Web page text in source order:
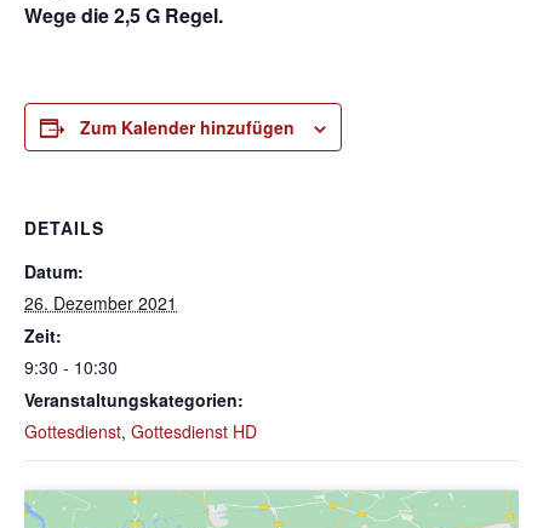
Wege die 2,5 G Regel.
Zum Kalender hinzufügen
DETAILS
Datum:
26. Dezember 2021
Zeit:
9:30 - 10:30
Veranstaltungskategorien:
Gottesdienst, Gottesdienst HD